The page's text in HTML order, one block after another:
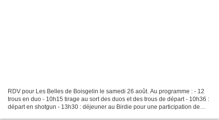
RDV pour Les Belles de Boisgelin le samedi 26 août. Au programme : - 12
trous en duo - 10h15 tirage au sort des duos et des trous de départ - 10h36 :
départ en shotgun - 13h30 : déjeuner au Birdie pour une participation de